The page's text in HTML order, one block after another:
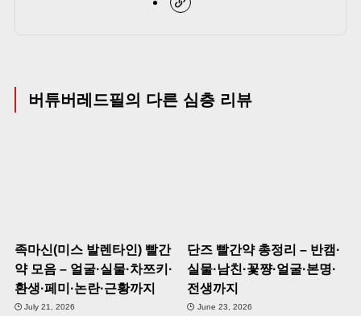
버튜버레드필의 다른 심층 리뷰
족마신(미스 발렌타인) 빨간
약 모음 – 얼굴·실물·차쯔키·
환생·페미·논란·근황까지
July 21, 2026
단즈 빨간약 총정리 – 반캠·
실물·남친·꽃쨩·얼굴·본명·
전생까지
June 23, 2026